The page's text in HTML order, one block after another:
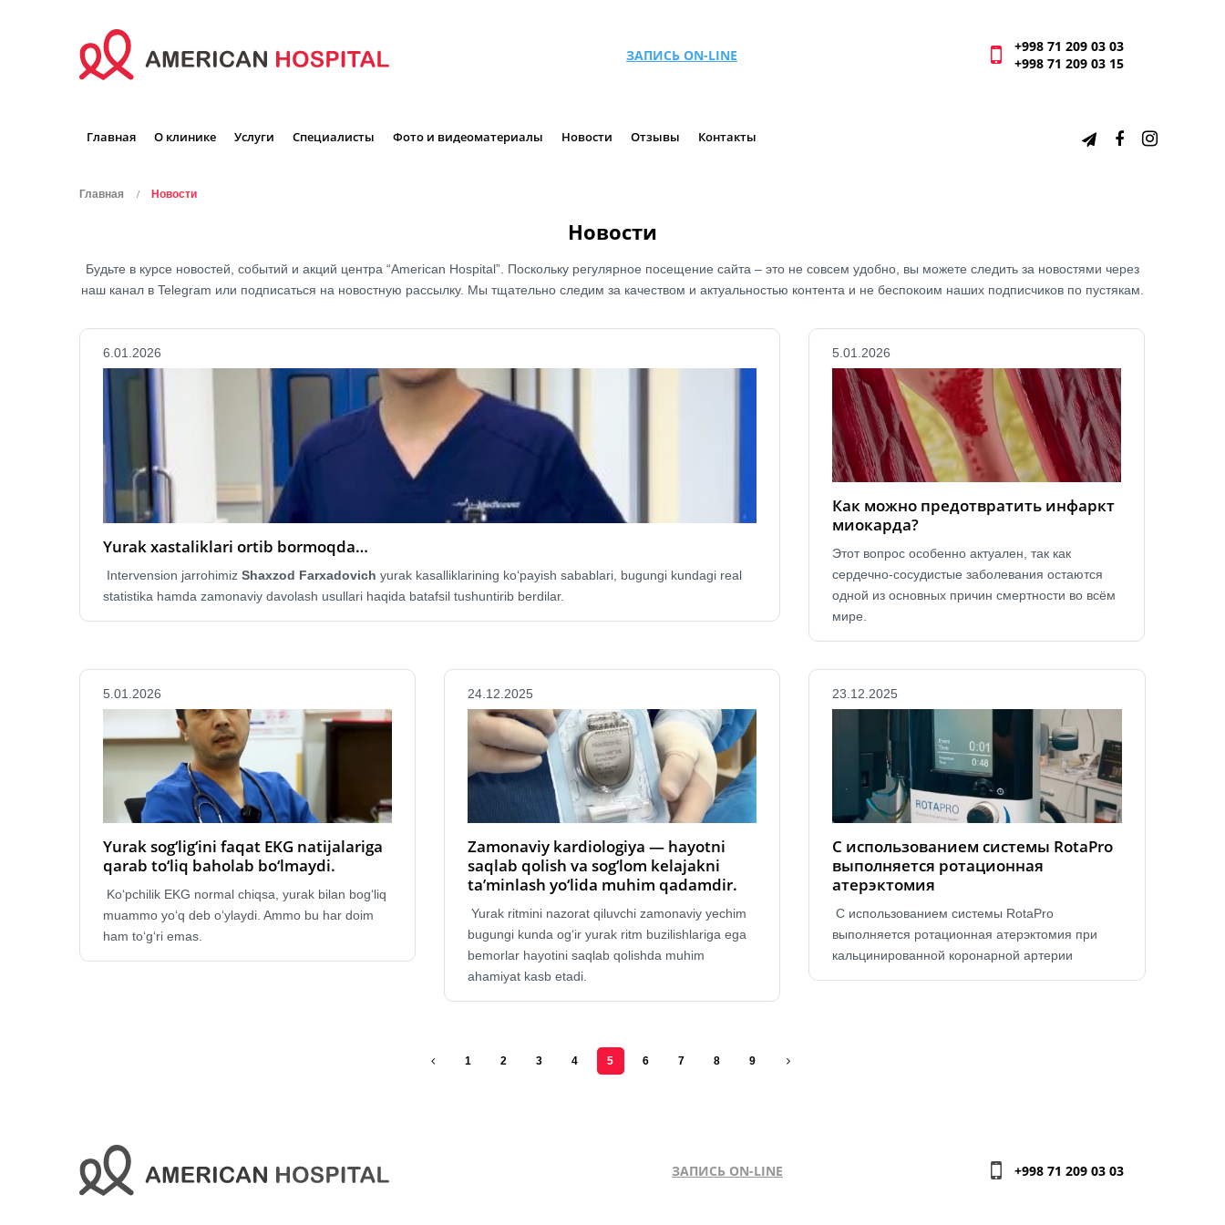
ЗАПИСЬ ON-LINE
+998 71 209 03 03
+998 71 209 03 15
Главная О клинике Услуги Специалисты Фото и видеоматериалы Новости Отзывы Контакты
Главная Новости
Новости
Будьте в курсе новостей, событий и акций центра “American Hospital”. Поскольку регулярное посещение сайта – это не совсем удобно, вы можете следить за новостями через
наш канал в Telegram или подписаться на новостную рассылку. Мы тщательно следим за качеством и актуальностью контента и не беспокоим наших подписчиков по пустякам.
6.01.2026
Yurak xastaliklari ortib bormoqda…
Intervension jarrohimizShaxzod Farxadovich yurak kasalliklarining ko‘payish sabablari, bugungi kundagi real
statistika hamda zamonaviy davolash usullari haqida batafsil tushuntirib berdilar.
5.01.2026
Как можно предотвратить инфаркт
миокарда?
Этот вопрос особенно актуален, так как
сердечно-сосудистые заболевания остаются
одной из основных причин смертности во всём
мире.
5.01.2026
Yurak sog‘lig‘ini faqat EKG natijalariga
qarab to‘liq baholab bo‘lmaydi.
Ko‘pchilik EKG normal chiqsa, yurak bilan bog‘liq
muammo yo‘q deb o‘ylaydi. Ammo bu har doim
ham to‘g‘ri emas.
24.12.2025
Zamonaviy kardiologiya — hayotni
saqlab qolish va sog‘lom kelajakni
ta’minlash yo‘lida muhim qadamdir.
Yurak ritmini nazorat qiluvchi zamonaviy yechim
bugungi kunda og‘ir yurak ritm buzilishlariga ega
bemorlar hayotini saqlab qolishda muhim
ahamiyat kasb etadi.
23.12.2025
С использованием системы RotaPro
выполняется ротационная
атерэктомия
С использованием системы RotaPro
выполняется ротационная атерэктомия при
кальцинированной коронарной артерии
1 2 3 4 5 6 7 8 9
ЗАПИСЬ ON-LINE +998 71 209 03 03